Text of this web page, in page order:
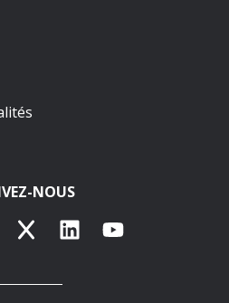
NOUS
X LinkedInYouTube